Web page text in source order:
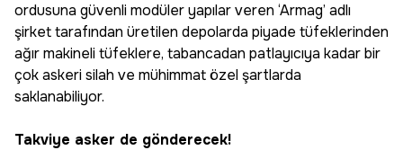
ordusuna güvenli modüler yapılar veren ‘Armag’ adlı
şirket tarafından üretilen depolarda piyade tüfeklerinden
ağır makineli tüfeklere, tabancadan patlayıcıya kadar bir
çok askeri silah ve mühimmat özel şartlarda
saklanabiliyor.
Takviye asker de gönderecek!